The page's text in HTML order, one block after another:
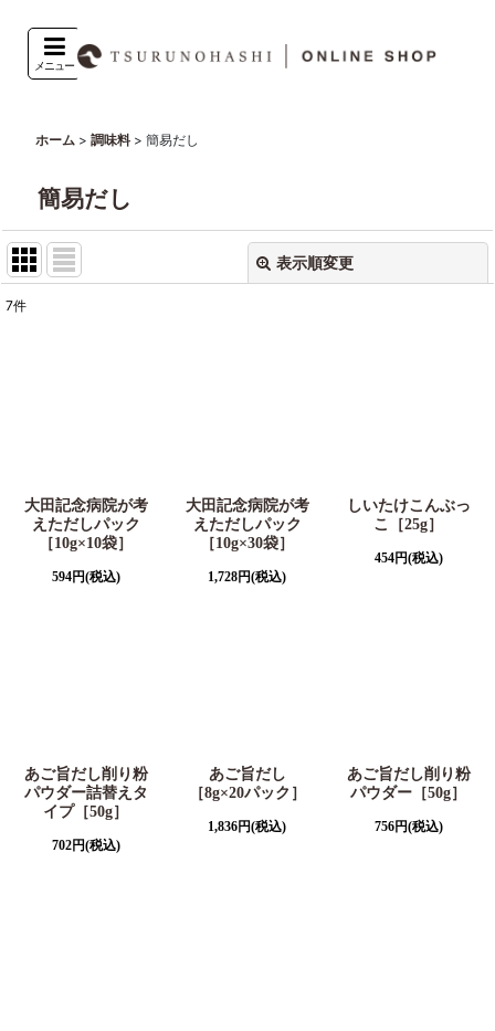
メニュー
ホーム > 調味料 > 簡易だし
簡易だし
表示順変更
7件
大田記念病院が考
えただしパック
［10g×10袋］
594円(税込)
大田記念病院が考
えただしパック
［10g×30袋］
1,728円(税込)
しいたけこんぶっ
こ［25g］
454円(税込)
あご旨だし削り粉
パウダー詰替えタ
イプ［50g］
702円(税込)
あご旨だし
［8g×20パック］
1,836円(税込)
あご旨だし削り粉
パウダー［50g］
756円(税込)